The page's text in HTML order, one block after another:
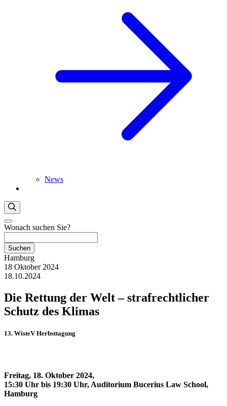
News
Wonach suchen Sie?
Suchen
Hamburg
18 Oktober 2024
18.10.2024
Die Rettung der Welt – strafrechtlicher
Schutz des Klimas
13. WisteV Herbsttagung
Freitag, 18. Oktober 2024,
15:30 Uhr bis 19:30 Uhr, Auditorium Bucerius Law School,
Hamburg